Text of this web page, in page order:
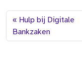
Hulp bij Digitale
Bankzaken